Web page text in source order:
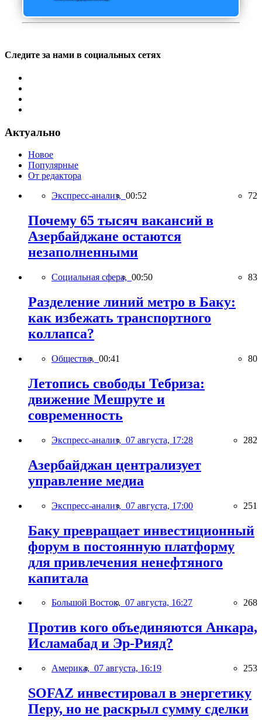
Следите за нами в социальных сетях
Актуально
Новое
Популярные
От редактора
Экспресс-анализ, 00:52 72
Почему 65 тысяч вакансий в
Азербайджане остаются
незаполненными
Социальная сфера, 00:50 83
Разделение линий метро в Баку:
как избежать транспортного
коллапса?
Общество, 00:41 80
Летопись свободы Тебриза:
движение Мешруте и
современность
Экспресс-анализ, 07 августа, 17:28 282
Азербайджан централизует
управление медиа
Экспресс-анализ, 07 августа, 17:00 251
Баку превращает инвестиционный
форум в постоянную платформу
для привлечения ненефтяного
капитала
Большой Восток, 07 августа, 16:27 268
Против кого объединяются Анкара,
Исламабад и Эр-Рияд?
Америка, 07 августа, 16:19 253
SOFAZ инвестировал в энергетику
Перу, но не раскрыл сумму сделки